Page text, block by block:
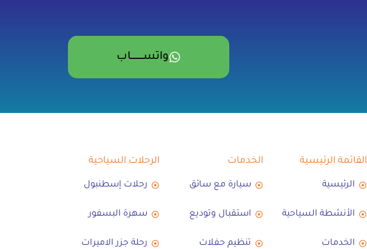
واتســــــــــاب
القائمة الرئيسية
الرئيسية
الأنشطة السياحية
الخدمات
الخدمات
سيارة مع سائق
استقبال وتوديع
تنظيم حفلات
الرحلات السياحية
رحلات إسطنبول
سهرة البسفور
رحلة جزر الاميرات